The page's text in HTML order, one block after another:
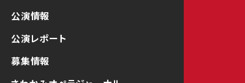
公演情報
公演レポート
募集情報